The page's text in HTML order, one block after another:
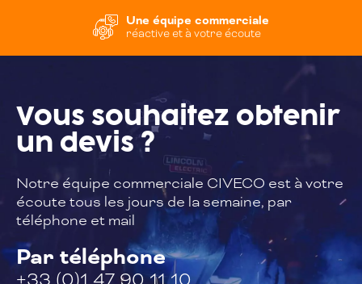
Une équipe commerciale
réactive et à votre écoute
Vous souhaitez obtenir
un devis ?
Notre équipe commerciale CIVECO est àvotre
écoute tous les jours de la semaine, par
téléphone et mail
Par téléphone